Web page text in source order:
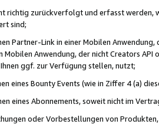
richtig zurückverfolgt und erfasst werden,
sind;
Partner-Link in einer Mobilen
Mobilen Anwendung, der nicht Creators
ggf. zur Verfügung stellen, nutzt;
eines Bounty Events (wie in Ziffer 4 (a)
eines Abonnements, soweit nicht im
oder Vorbestellungen von